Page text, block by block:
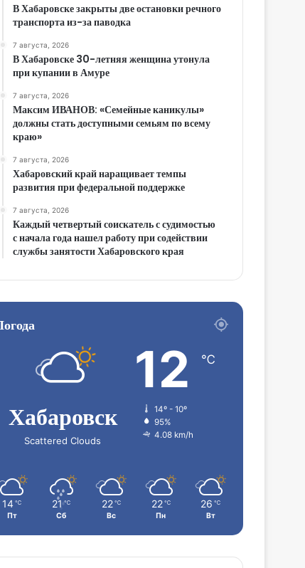
В Хабаровске закрыты две остановки речного
транспорта из-за паводка
7 августа, 2026
В Хабаровске 30-летняя женщина утонула
при купании в Амуре
7 августа, 2026
Максим ИВАНОВ: «Семейные каникулы»
должны стать доступными семьям по всему
краю»
7 августа, 2026
Хабаровский край наращивает темпы
развития при федеральной поддержке
7 августа, 2026
Каждый четвертый соискатель с судимостью
с начала года нашел работу при содействии
службы занятости Хабаровского края
Хабаровск
Scattered Clouds
12 ℃
14º - 10º
95%
4.08 km/h
14 ℃
Пт
21 ℃
Сб
22 ℃
Вс
22 ℃
Пн
26 ℃
Вт